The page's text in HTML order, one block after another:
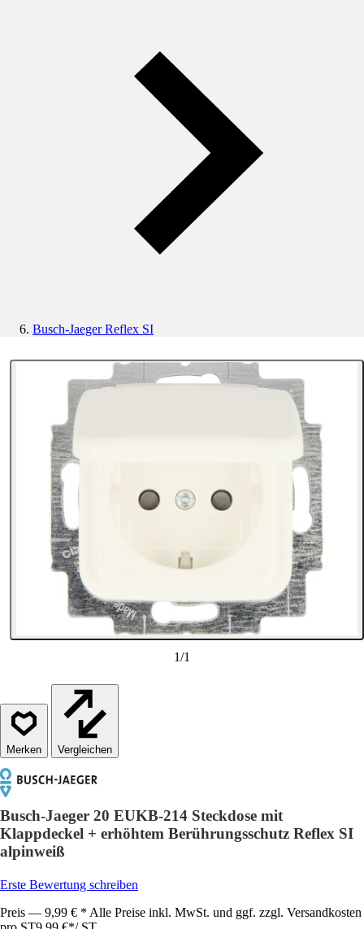
Busch-Jaeger Reflex SI
1/1
Vergleichen
Busch-Jaeger 20 EUKB-214 Steckdose mit
Klappdeckel + erhöhtem Berührungsschutz Reflex SI
alpinweiß
Erste Bewertung schreiben
Preis — 9,99 € * Alle Preise inkl. MwSt. und ggf. zzgl. Versandkosten